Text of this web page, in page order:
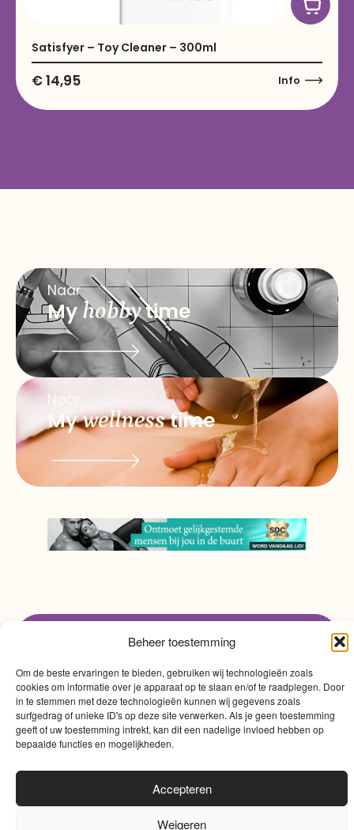
Beheer toestemming
Om de beste ervaringen te bieden, gebruiken wij technologieën zoals
cookies om informatie over je apparaat op te slaan en/of te raadplegen. Door
in te stemmen met deze technologieën kunnen wij gegevens zoals
surfgedrag of unieke ID's op deze site verwerken. Als je geen toestemming
geeft of uw toestemming intrekt, kan dit een nadelige invloed hebben op
bepaalde functies en mogelijkheden.
Accepteren
Weigeren
Satisfyer – Toy Cleaner – 300ml
€14,95 Info
Naar
Myhobbytime
Naar
Mywellnesstime
Myquality
time Contact